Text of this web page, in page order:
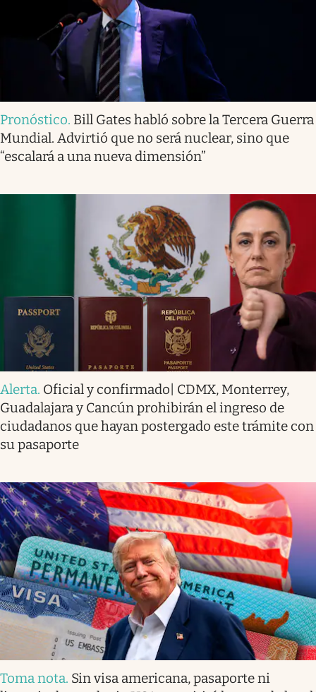
Pronóstico. Bill Gates habló sobre la Tercera Guerra
Mundial. Advirtió que no será nuclear, sino que
“escalará a una nueva dimensión”
Alerta. Oficial y confirmado| CDMX, Monterrey,
Guadalajara y Cancún prohibirán el ingreso de
ciudadanos que hayan postergado este trámite con
su pasaporte
Toma nota. Sin visa americana, pasaporte ni